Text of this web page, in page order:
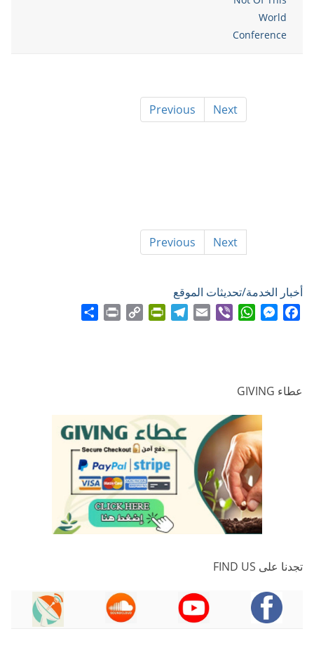
World
Conference
Previous Next
Previous Next
أخبار الخدمة/تحديثات الموقع
عطاء GIVING
تجدنا على FIND US